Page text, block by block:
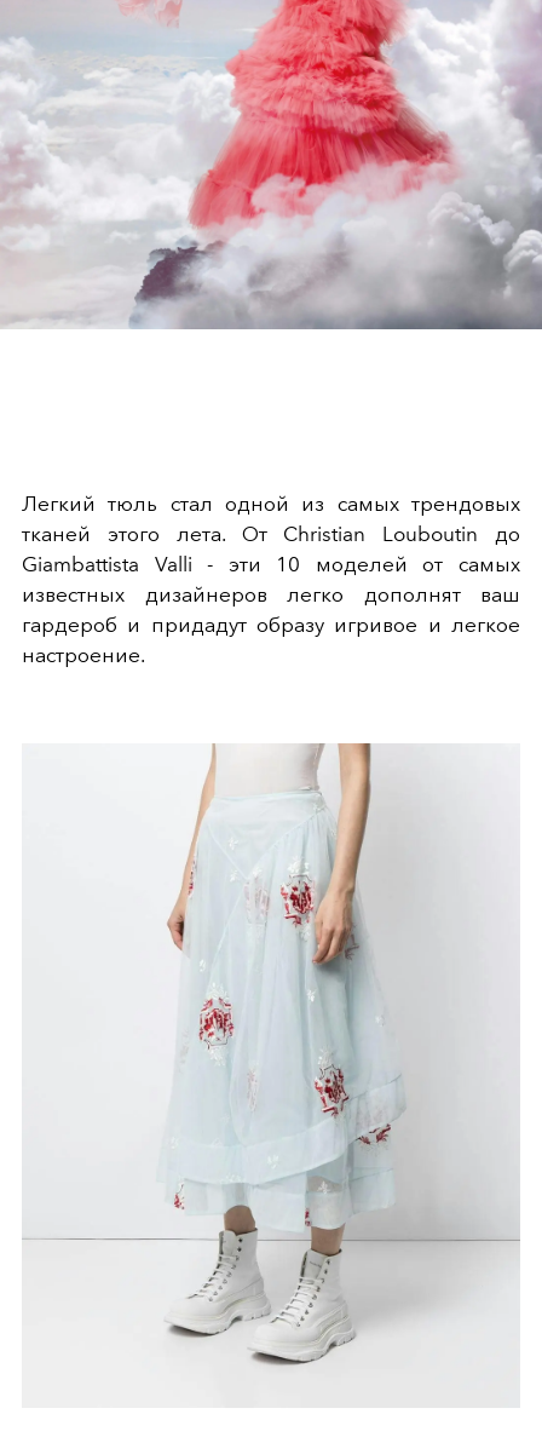
Легкий тюль стал одной из самых трендовых
тканей этого лета. От Christian Louboutin до
Giambattista Valli - эти 10 моделей от самых
известных дизайнеров легко дополнят ваш
гардероб и придадут образу игривое и легкое
настроение.